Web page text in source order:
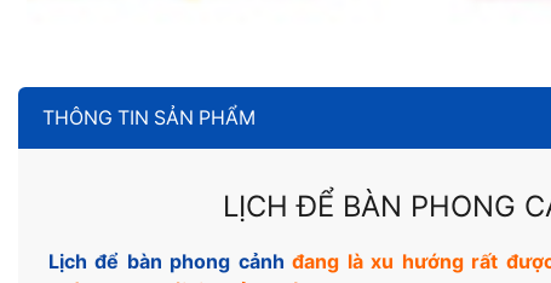
THÔNG TIN SẢN PHẨM
LỊCH ĐỂ BÀN PHONG
Lịch để bàn phong cảnh đang là xu hướng rất